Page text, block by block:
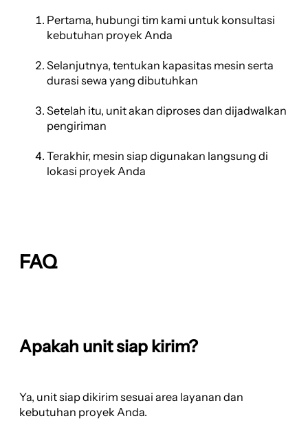
Pertama, hubungi tim kami untuk konsultasi
kebutuhan proyek Anda
Selanjutnya, tentukan kapasitas mesin serta
durasi sewa yang dibutuhkan
Setelah itu, unit akan diproses dan dijadwalkan
pengiriman
Terakhir, mesin siap digunakan langsung di
lokasi proyek Anda
FAQ
Apakah unit siap kirim?
Ya, unit siap dikirim sesuai area layanan dan
kebutuhan proyek Anda.